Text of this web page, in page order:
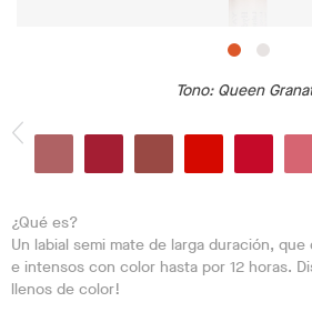
Tono: Queen
¿Qué es?
Un labial semi mate de larga duración,
e intensos con color hasta por 12 horas.
llenos de color!